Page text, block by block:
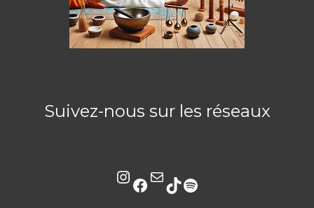
Suivez-nous sur les réseaux